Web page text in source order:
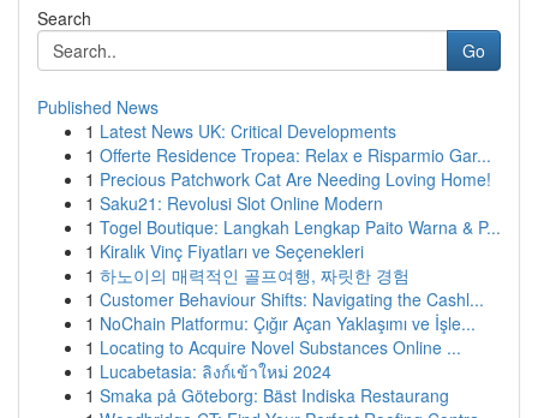
Search
Go
Published News
1 Latest News UK: Critical Developments
1 Offerte Residence Tropea: Relax e Risparmio Gar...
1 Precious Patchwork Cat Are Needing Loving Home!
1 Saku21: Revolusi Slot Online Modern
1 Togel Boutique: Langkah Lengkap Paito Warna & P...
1 Kiralık Vinç Fiyatları ve Seçenekleri
1 하노이의 매력적인 골프여행, 짜릿한 경험
1 Customer Behaviour Shifts: Navigating the Cashl...
1 NoChain Platformu: Çığır Açan Yaklaşımı ve İşle...
1 Locating to Acquire Novel Substances Online ...
1 Lucabetasia: ลิงก์เข้าใหม่ 2024
1 Smaka på Göteborg: Bäst Indiska Restaurang